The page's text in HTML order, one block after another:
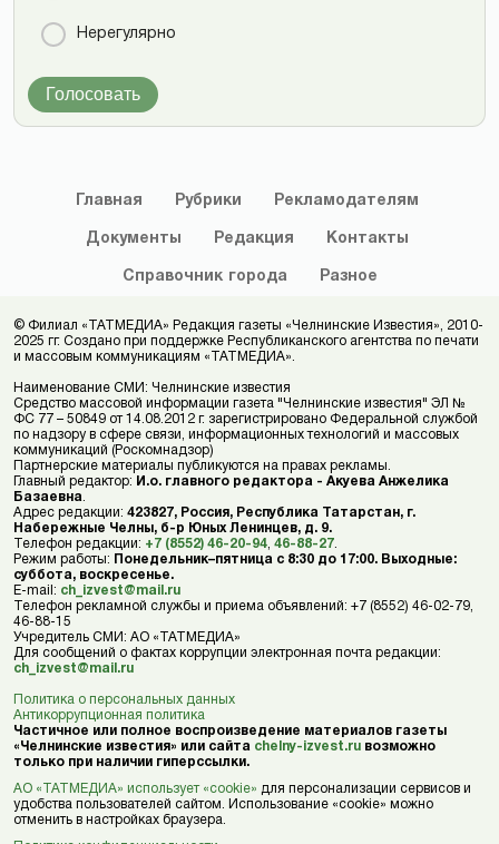
Нерегулярно
Голосовать
Главная Рубрики Рекламодателям
Документы Редакция Контакты
Справочник города Разное
© Филиал «ТАТМЕДИА» Редакция газеты «Челнинские Известия», 2010-
2025 гг. Создано при поддержке Республиканского агентства по печати
и массовым коммуникациям «ТАТМЕДИА».
Наименование СМИ: Челнинские известия
Средство массовой информации газета "Челнинские известия" ЭЛ №
ФС 77 – 50849 от 14.08.2012 г. зарегистрировано Федеральной службой
по надзору в сфере связи, информационных технологий и массовых
коммуникаций (Роскомнадзор)
Партнерские материалы публикуются на правах рекламы.
Главный редактор: И.о. главного редактора - Акуева Анжелика
Базаевна
Адрес редакции: 423827, Россия, Республика Татарстан, г.
Набережные Челны, б-р Юных Ленинцев, д. 9.
Телефон редакции: +7 (8552) 46-20-94 46-88-27
Режим работы: Понедельник–пятница с 8:30 до 17:00. Выходные:
суббота, воскресенье.
E-mail: ch_izvest@mail.ru
Телефон рекламной службы и приема объявлений: +7 (8552) 46-02-79,
46-88-15
Учредитель СМИ: АО «ТАТМЕДИА»
Для сообщений о фактах коррупции электронная почта редакции:
ch_izvest@mail.ru
Политика о персональных данных
Антикоррупционная политика
Частичное или полное воспроизведение материалов газеты
«Челнинские известия» или сайта chelny-izvest.ru возможно
только при наличии гиперссылки.
АО «ТАТМЕДИА» использует «cookie» для персонализации сервисов и
удобства пользователей сайтом. Использование «cookie» можно
отменить в настройках браузера.